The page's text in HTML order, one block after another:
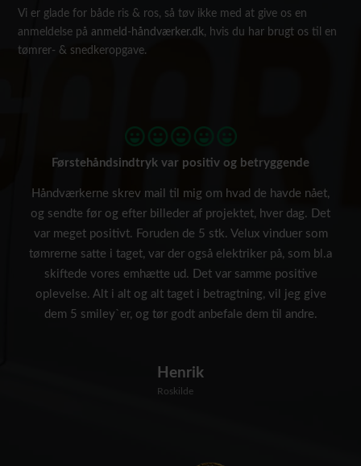
Vi er glade for både ris & ros, så tøv ikke med at give os en
anmeldelse påanmeld-håndværker.dk, hvis du har brugt os til en
tømrer- & snedkeropgave.
Førstehåndsindtryk var positiv og betryggende
Håndværkerne skrev mail til mig om hvad de havde nået,
og sendte før og efter billeder af projektet, hver dag. Det
var meget positivt. Foruden de 5 stk. Velux vinduer som
tømrerne satte i taget, var der også elektriker på, som bl.a
skiftede vores emhætte ud. Det var samme positive
oplevelse. Alt i alt og alt taget i betragtning, vil jeg give
dem 5 smiley`er, og tør godt anbefale dem til andre.
Henrik
Roskilde